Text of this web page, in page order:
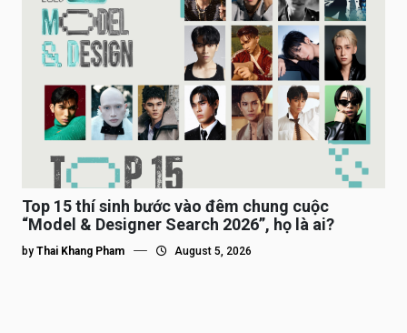
Top 15 thí sinh bước vào đêm chung cuộc
“Model & Designer Search 2026”, họ là ai?
by Thai Khang Pham August 5, 2026